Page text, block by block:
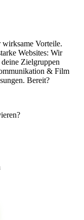
Vorteile.
Websites: Wir
Zielgruppen
& Film
Bereit?